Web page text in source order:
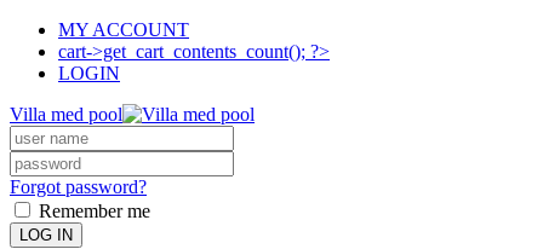
MY ACCOUNT
cart->get_cart_contents_count(); ?>
LOGIN
Villa med pool
Forgot password?
Remember me
LOG IN